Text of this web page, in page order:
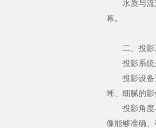
水质与流速
幕。
二、投影
投影系统是
投影设备选
晰、细腻的影
投影角度与
像能够准确、